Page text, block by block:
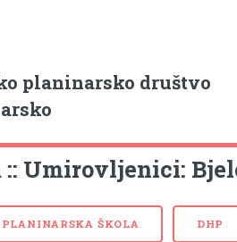
planinarsko društvo
:: Umirovljenici:
PLANINARSKA ŠKOLA DHP